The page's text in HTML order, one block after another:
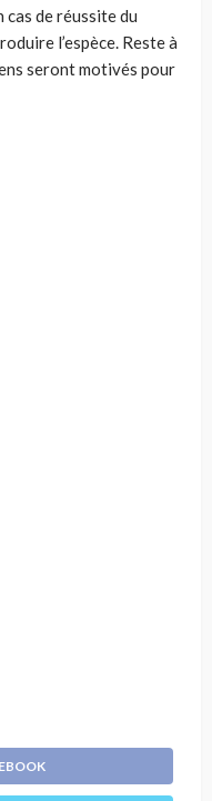
cas de réussite du
l’espèce. Reste à
seront motivés pour